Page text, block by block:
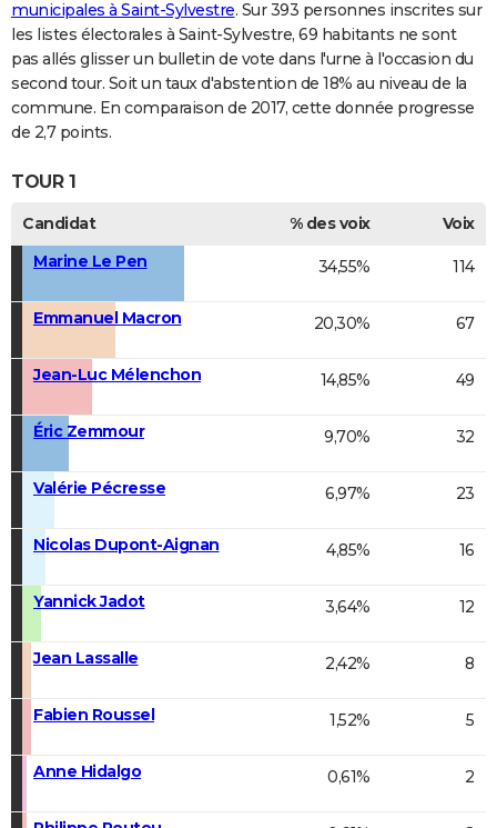
municipales à Saint-Sylvestre. Sur 393 personnes inscrites sur
les listes électorales à Saint-Sylvestre, 69 habitants ne sont
pas allés glisser un bulletin de vote dans l'urne à l'occasion du
second tour. Soit un taux d'abstention de 18% au niveau de la
commune. En comparaison de 2017, cette donnée progresse
de 2,7 points.
TOUR 1
Candidat % des voix
Voix
Marine Le Pen
34,55% 114
Emmanuel Macron 20,30% 67
Jean-Luc Mélenchon 14,85% 49
Éric Zemmour 9,70% 32
Valérie Pécresse 6,97% 23
Nicolas Dupont-Aignan 4,85% 16
Yannick Jadot 3,64% 12
Jean Lassalle 2,42% 8
Fabien Roussel 1,52% 5
Anne Hidalgo 0,61% 2